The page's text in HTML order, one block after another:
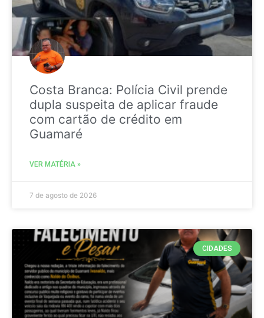
Costa Branca: Polícia Civil prende
dupla suspeita de aplicar fraude
com cartão de crédito em
Guamaré
VER MATÉRIA »
7 de agosto de 2026
CIDADES